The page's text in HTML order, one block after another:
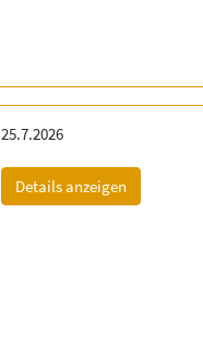
Erscheinungsdatum:
25.7.2026
Details anzeigen(ID: 2061877)